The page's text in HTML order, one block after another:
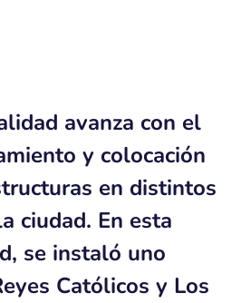
avanza con el
y colocación
en distintos
ciudad. En esta
se instaló uno
Católicos y Los